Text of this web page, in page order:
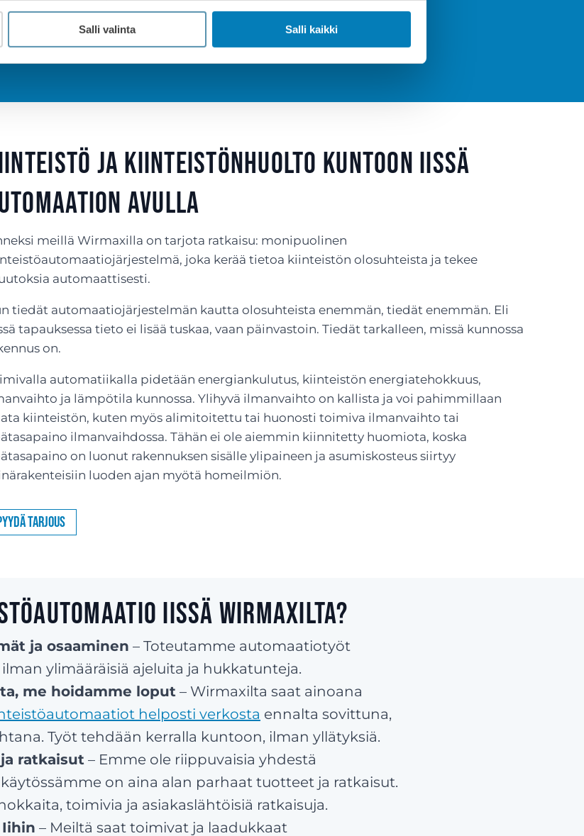
Salli valinta Salli kaikki
Ota yhteyttä
ja kiinteistönhuolto kuntoon Iissä
avulla
meillä Wirmaxilla on tarjota ratkaisu: monipuolinen
joka kerää tietoa kiinteistön olosuhteista ja tekee
automaattisesti.
tiedät automaatiojärjestelmän kautta olosuhteista enemmän, tiedät enemmän. Eli
tapauksessa tieto ei lisää tuskaa, vaan päinvastoin. Tiedät tarkalleen, missä kunnossa
on.
automatiikalla pidetään energiankulutus, kiinteistön energiatehokkuus,
ja lämpötila kunnossa. Ylihyvä ilmanvaihto on kallista ja voi pahimmillaan
kiinteistön, kuten myös alimitoitettu tai huonosti toimiva ilmanvaihto tai
ilmanvaihdossa. Tähän ei ole aiemmin kiinnitetty huomiota, koska
on luonut rakennuksen sisälle ylipaineen ja asumiskosteus siirtyy
luoden ajan myötä homeilmiön.
tarjous
Iissä Wirmaxilta?
ja osaaminen – Toteutamme automaatiotyöt
ylimääräisiä ajeluita ja hukkatunteja.
me hoidamme loput – Wirmaxilta saat ainoana
helposti verkosta ennalta sovittuna,
Työt tehdään kerralla kuntoon, ilman yllätyksiä.
ratkaisut – Emme ole riippuvaisia yhdestä
on aina alan parhaat tuotteet ja ratkaisut.
toimivia ja asiakaslähtöisiä ratkaisuja.
– Meiltä saat toimivat ja laadukkaat